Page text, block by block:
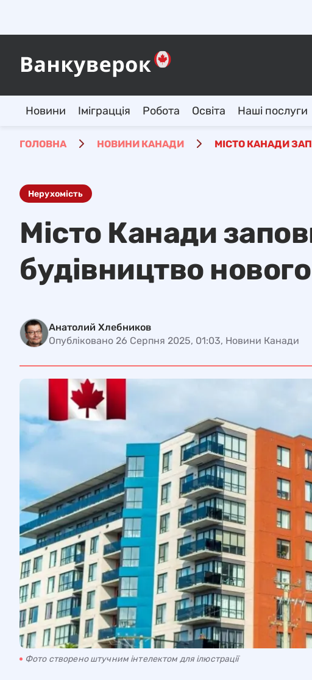
Новини Іміграцція Робота Освіта Наші послуги
ГОЛОВНА НОВИНИ КАНАДИ МІСТО КАНАДИ
Нерухомість
Місто Канади
будівництво
Анатолий Хлебников
Опубліковано 26 Серпня 2025, 01:03, Новини Канади
Фото створено штучним інтелектом для ілюстрації